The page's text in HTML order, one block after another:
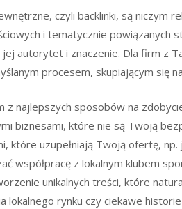
czyli backlinki, są niczym
i tematycznie powiązanych
jej autorytet i znaczenie. Dla firm z
procesem, skupiającym się
z najlepszych sposobów na
biznesami, które nie są Twoją
które uzupełniają Twoją ofertę,
współpracę z lokalnym klubem
unikalnych treści, które
lokalnego rynku czy ciekawe